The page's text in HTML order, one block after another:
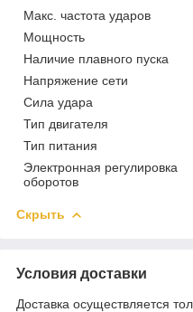
Макс. частота ударов
Мощность
Наличие плавного пуска
Напряжение сети
Сила удара
Тип двигателя
Тип питания
Электронная регулировка
оборотов
Скрыть
Условия доставки
Доставка осуществляется